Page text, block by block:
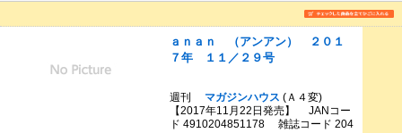
ａｎａｎ （アンアン） ２０１
７年 １１／２９号
週刊 マガジンハウス (Ａ４変)
【2017年11月22日発売】 JANコー
ド 4910204851178 雑誌コード 204